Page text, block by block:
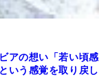
アの想い「若い頃感
いう感覚を取り戻し